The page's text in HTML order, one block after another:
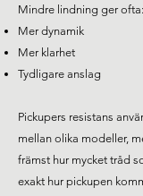
Mindre lindning ger ofta:
Mer dynamik
Mer klarhet
Tydligare anslag
Pickupers resistans
mellan olika modeller,
främst hur mycket tråd
exakt hur pickupen